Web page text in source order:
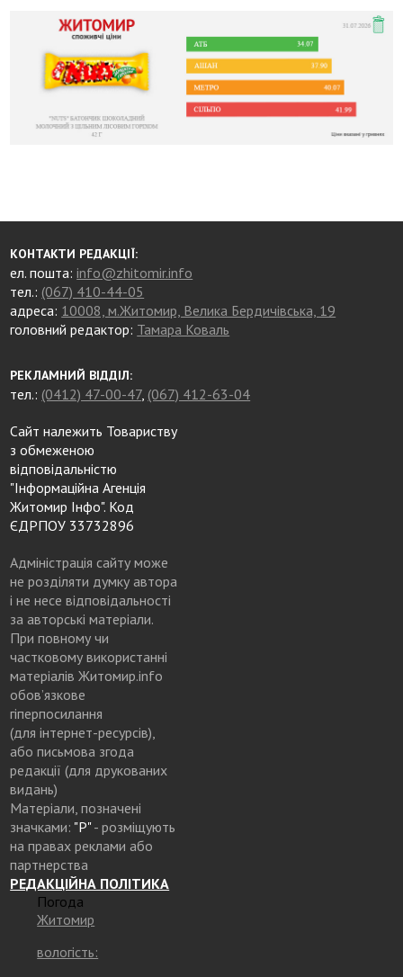
КОНТАКТИ РЕДАКЦІЇ:
ел. пошта:info@zhitomir.info
тел.: (067) 410-44-05
адреса: 10008, м.Житомир, Велика Бердичівська, 19
головний редактор: Тамара Коваль
РЕКЛАМНИЙ ВІДДІЛ:
тел.: (0412) 47-00-47, (067) 412-63-04
Сайт належить Товариству
з обмеженою
відповідальністю
"Інформаційна Агенція
Житомир Інфо". Код
ЄДРПОУ 33732896
Адміністрація сайту може
не розділяти думку автора
і не несе відповідальності
за авторські матеріали.
При повному чи
частковому використанні
матеріалів Житомир.info
обов’язкове
гіперпосилання
(для інтернет-ресурсів),
або письмова згода
редакції (для друкованих
видань)
Матеріали, позначені
значками: "Р"- розміщують
на правах реклами або
партнерства
РЕДАКЦІЙНА ПОЛІТИКА
Погода
Житомир
вологість: